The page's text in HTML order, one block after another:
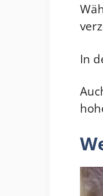
In